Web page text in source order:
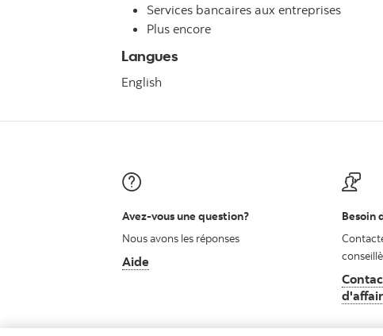
Services bancaires aux entreprises
Plus encore
Langues
English
Avez-vous une question?
Nous avons les réponses
Aide
Besoin